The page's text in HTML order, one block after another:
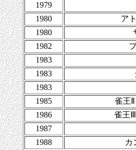
1979
1980
ア
1980
1982
1983
1983
1983
1985
雀王
1986
雀王
1987
1988
カ